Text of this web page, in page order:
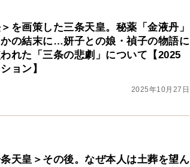
を画策した三条天皇。秘薬「金液丹」
の結末に…妍子との娘・禎子の物語に
れた「三条の悲劇」について【2025
ョン】
2025年10月27日
天皇＞その後。なぜ本人は土葬を望ん